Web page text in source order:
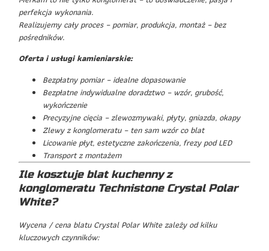
perfekcja wykonania.
Realizujemy cały proces – pomiar, produkcja, montaż – bez
pośredników.
Oferta i usługi kamieniarskie:
Bezpłatny pomiar – idealne dopasowanie
Bezpłatne indywidualne doradztwo – wzór, grubość,
wykończenie
Precyzyjne cięcia – zlewozmywaki, płyty, gniazda, okapy
Zlewy z konglomeratu – ten sam wzór co blat
Licowanie płyt, estetyczne zakończenia, frezy pod LED
Transport z montażem
Ile kosztuje blat kuchenny z
konglomeratu Technistone Crystal Polar
White?
Wycena / cena blatu Crystal Polar White zależy od kilku
kluczowych czynników: